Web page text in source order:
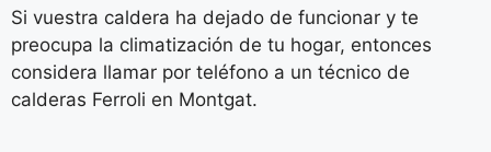
Si vuestra caldera ha dejado de funcionar y te
preocupa la climatización de tu hogar, entonces
considera llamar por teléfono a un técnico de
calderas Ferroli en Montgat.